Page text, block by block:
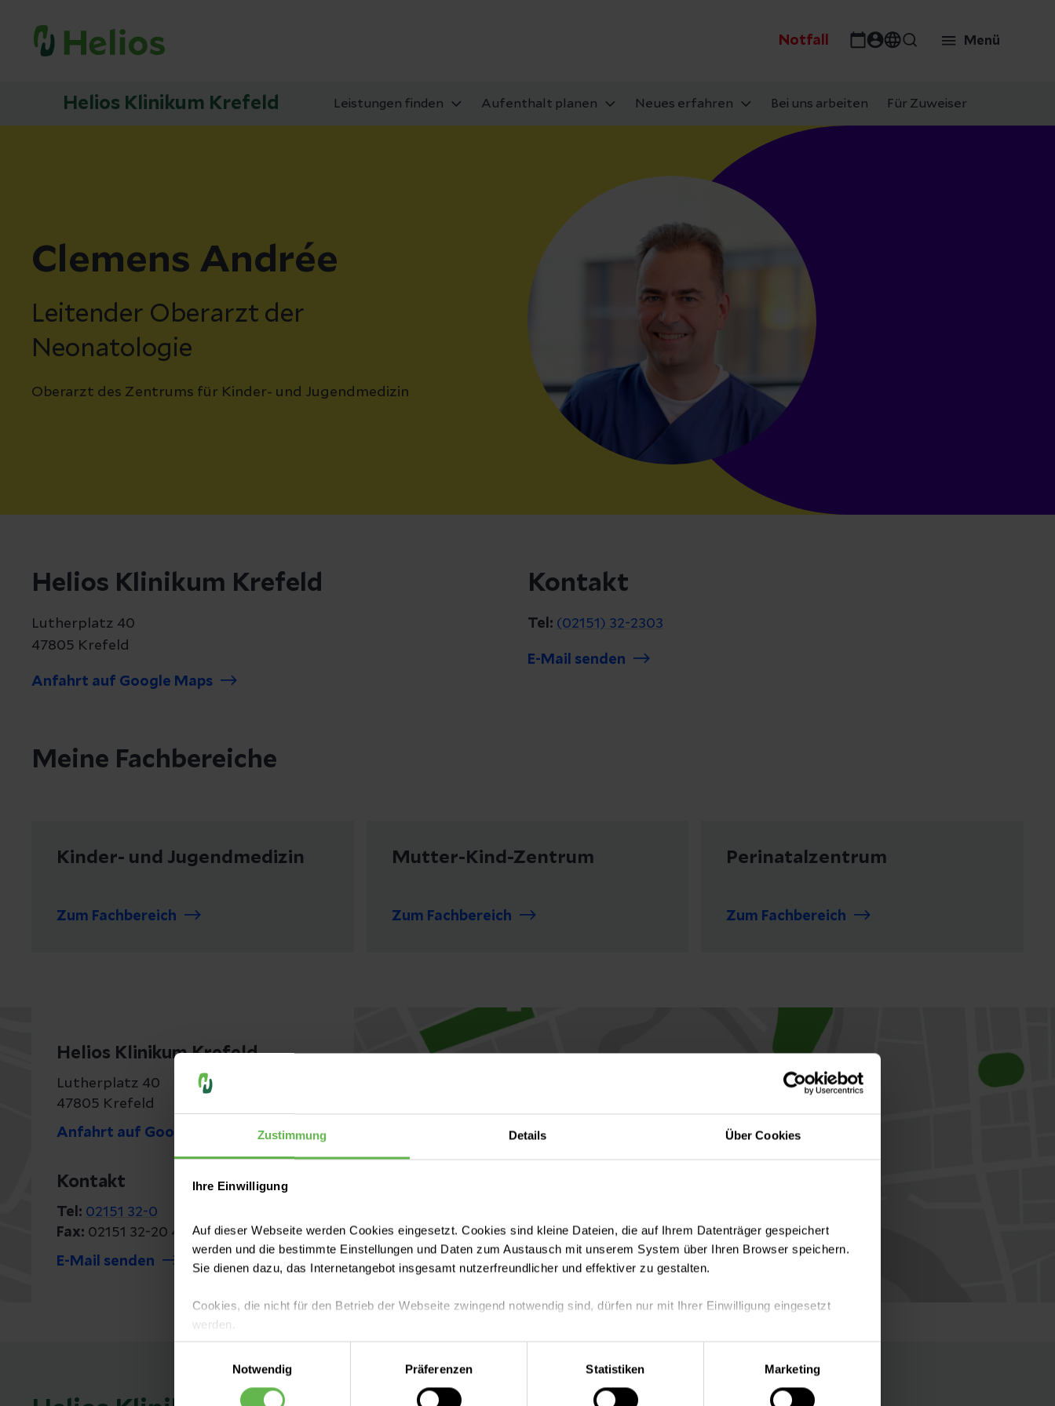
Zustimmung Details Über Cookies
Ihre Einwilligung
Auf dieser Webseite werden Cookies eingesetzt. Cookies sind kleine Dateien, die auf Ihrem Datenträger gespeichert
werden und die bestimmte Einstellungen und Daten zum Austausch mit unserem System über Ihren Browser speichern.
Sie dienen dazu, das Internetangebot insgesamt nutzerfreundlicher und effektiver zu gestalten.
Cookies, die nicht für den Betrieb der Webseite zwingend notwendig sind, dürfen nur mit Ihrer Einwilligung eingesetzt
werden.
Es steht Ihnen frei, unsere Seite mit nur den notwendigen Cookies zu benutzen, eine individuelle Auswahl hinsichtlich der
nicht notwendigen Cookies zu treffen oder durch Auswahl von „Alle Cookies akzeptieren“ in die Verwendung aller Cookies
einzuwilligen. Ihre Auswahlentscheidung können Sie jederzeit ändern oder widerrufen.
Notwendig
Präferenzen Statistiken Marketing
Notfall Menü
Helios Klinikum Krefeld Leistungen finden Aufenthalt planen Neues erfahren Bei uns arbeiten Für Zuweiser
Clemens Andrée
Leitender Oberarzt der
Neonatologie
Oberarzt des Zentrums für Kinder- und Jugendmedizin
Helios Klinikum Krefeld
Lutherplatz 40
47805 Krefeld
Anfahrt auf Google Maps
Kontakt
Tel: (02151) 32-2303
E-Mail senden
Meine Fachbereiche
Kinder- und Jugendmedizin
Zum Fachbereich
Mutter-Kind-Zentrum
Zum Fachbereich
Perinatalzentrum
Zum Fachbereich
Helios Klinikum Krefeld
Lutherplatz 40
47805 Krefeld
Anfahrt auf Google Maps
Kontakt
Tel: 02151 32-0
Fax: 02151 32-20 40
E-Mail senden